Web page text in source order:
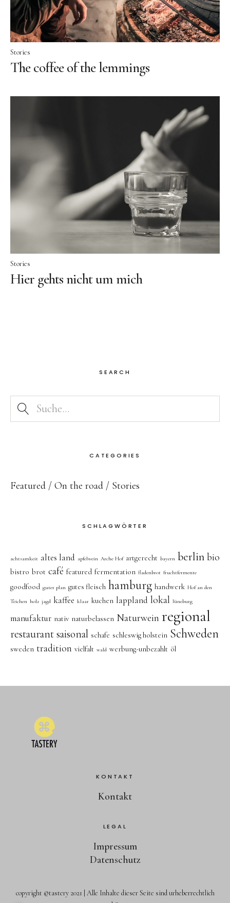
Stories
The coffee of the lemmings
Stories
Hier gehts nicht um mich
SEARCH
CATEGORIES
Featured On the road Stories
SCHLAGWÖRTER
achtsamkeit altes land apfelwein Arche Hof artgerecht bayern berlin bio
bistro brot café featured fermentation fladenbrot fruchtfermente
goodfood guter plan gutes fleisch hamburg handwerk Hof an den
Teichen holz jagd kaffee klaar kuchen lappland lokal lüneburg
manufaktur nativ naturbelassen Naturwein regional
restaurantsaisonal schafe schleswig holstein Schweden
sweden tradition vielfalt wald werbung-unbezahlt öl
KONTAKT
Kontakt
LEGAL
Impressum
Datenschutz
copyright ©tastery 2021 | Alle Inhalte dieser Seite sind urheberrechtlich